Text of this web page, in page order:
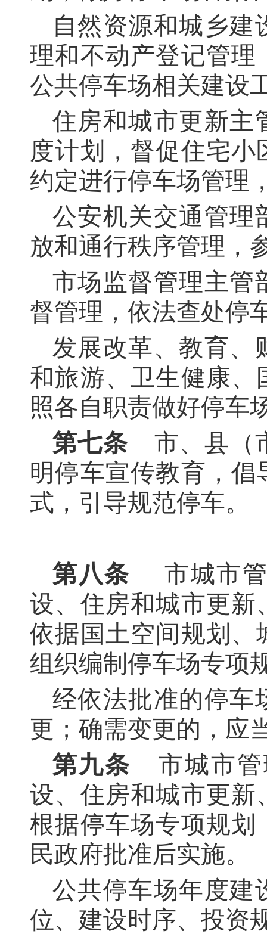
自然资源和城乡建
理和不动产登记管理
公共停车场相关建设
住房和城市更新主
度计划，督促住宅
约定进行停车场管理
公安机关交通管理
放和通行秩序管理，
市场监督管理主管
督管理，依法查处停
发展改革、教育、
和旅游、卫生健康、
照各自职责做好停车
第七条 市、县（
明停车宣传教育，
式，引导规范停车。
第八条 市城市管
设、住房和城市更新
依据国土空间规划、
组织编制停车场专项
经依法批准的停车
更；确需变更的，应
第九条 市城市
设、住房和城市更新
根据停车场专项规划
民政府批准后实施。
公共停车场年度建
位、建设时序、投资